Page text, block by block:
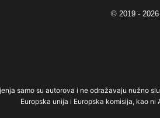
© 2019 -
samo su autorova i ne odražavaju nužno
Europska unija i Europska komisija, kao